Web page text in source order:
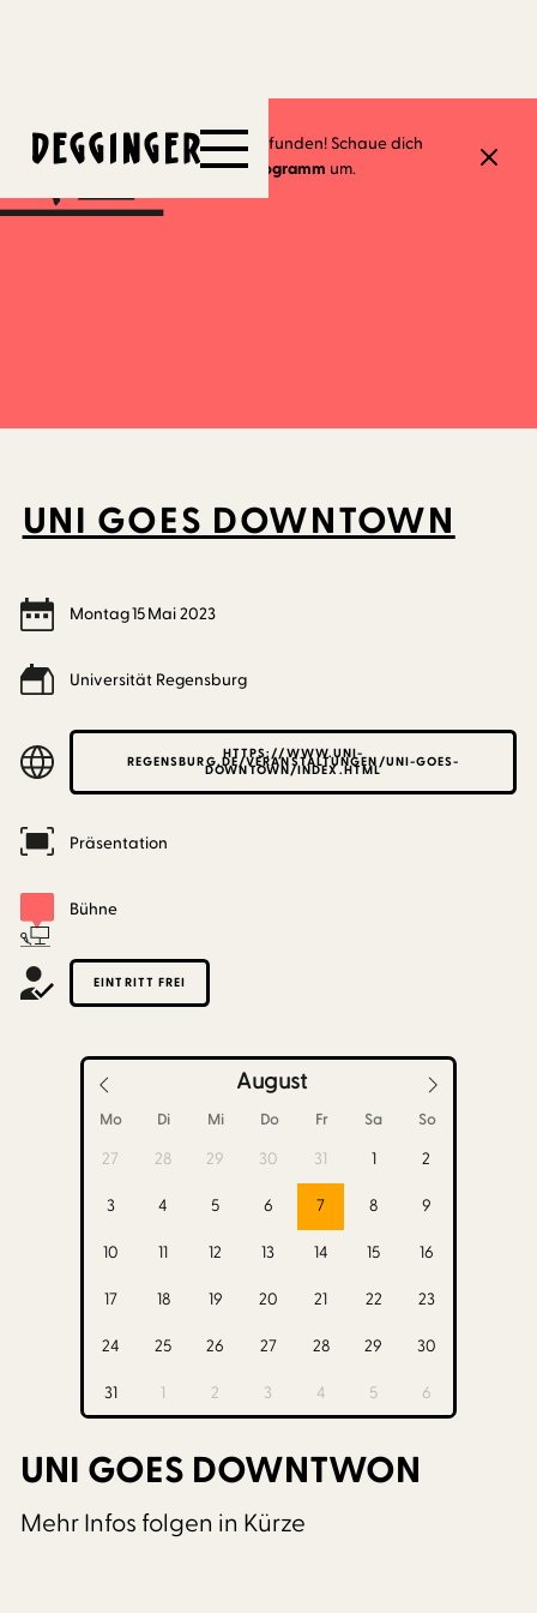
Dieses Event hat schon stattgefunden! Schaue dich
gerne in unseremaktuellen Programm um.
15.5.2023
UNI GOES DOWNTOWN
Montag15Mai2023
Universität Regensburg
HTTPS://WWW.UNI-
REGENSBURG.DE/VERANSTALTUNGEN/UNI-GOES-
DOWNTOWN/INDEX.HTML
Präsentation
Bühne
EINTRITT FREI
August
Mo Di Mi Do Fr Sa So
27 28 29 30 31 1 2
3 4 5 6 7 8 9
10 11 12 13 14 15 16
17 18 19 20 21 22 23
24 25 26 27 28 29 30
31 1 2 3 4 5 6
UNI GOES DOWNTWON
Mehr Infos folgen in Kürze